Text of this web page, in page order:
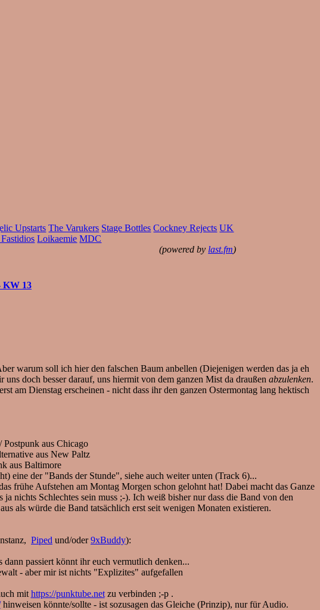
Upstarts The Varukers Stage Bottles Cockney Rejects UK
Loikaemie MDC
(powered by last.fm)
KW 13
warum soll ich hier den falschen Baum anbellen (Diejenigen werden das ja eh
doch besser darauf, uns hiermit von dem ganzen Mist da draußen abzulenken.
Dienstag erscheinen - nicht dass ihr den ganzen Ostermontag lang hektisch
aus Chicago
aus New Paltz
aus Baltimore
eine der "Bands der Stunde", siehe auch weiter unten (Track 6)...
frühe Aufstehen am Montag Morgen schon gelohnt hat! Dabei macht das Ganze
nichts Schlechtes sein muss ;-). Ich weiß bisher nur dass die Band von den
als würde die Band tatsächlich erst seit wenigen Monaten existieren.
Piped und/oder9xBuddy):
passiert könnt ihr euch vermutlich denken...
- aber mir ist nichts "Explizites" aufgefallen
mit https://punktube.netzu verbinden ;-p .
hinweisen könnte/sollte - ist sozusagen das Gleiche (Prinzip), nur für Audio.